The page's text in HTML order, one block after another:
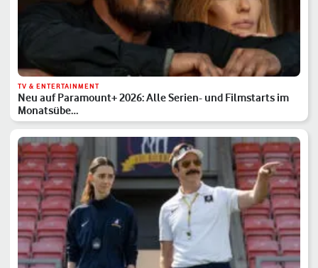
TV & ENTERTAINMENT
Neu auf Paramount+ 2026: Alle Serien- und Filmstarts im
Monatsübe…